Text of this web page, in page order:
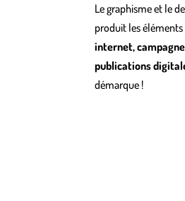
Le graphisme et le
produit les
internet,
publications
démarque !